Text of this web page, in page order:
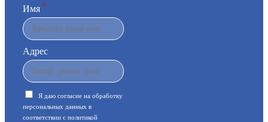
Имя *
Адрес
Я даю согласие на обработку
персональных данных в
соответствии с политикой